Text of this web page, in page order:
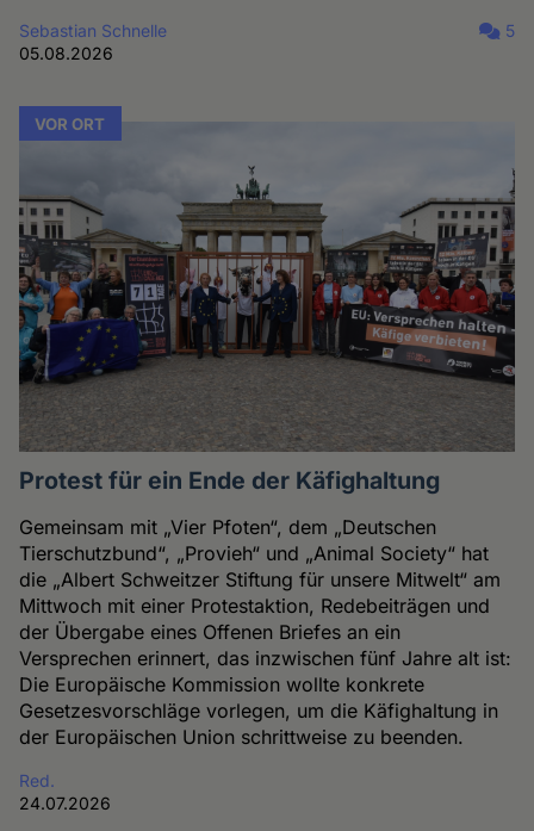
Sebastian Schnelle
05.08.2026
5
VOR ORT
Protest für ein Ende der Käfighaltung
Gemeinsam mit „Vier Pfoten“, dem „Deutschen
Tierschutzbund“, „Provieh“ und „Animal Society“ hat
die „Albert Schweitzer Stiftung für unsere Mitwelt“ am
Mittwoch mit einer Protestaktion, Redebeiträgen und
der Übergabe eines Offenen Briefes an ein
Versprechen erinnert, das inzwischen fünf Jahre alt ist:
Die Europäische Kommission wollte konkrete
Gesetzesvorschläge vorlegen, um die Käfighaltung in
der Europäischen Union schrittweise zu beenden.
Red.
24.07.2026